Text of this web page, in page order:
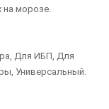
на морозе.
Для ИБП, Для
Универсальный.